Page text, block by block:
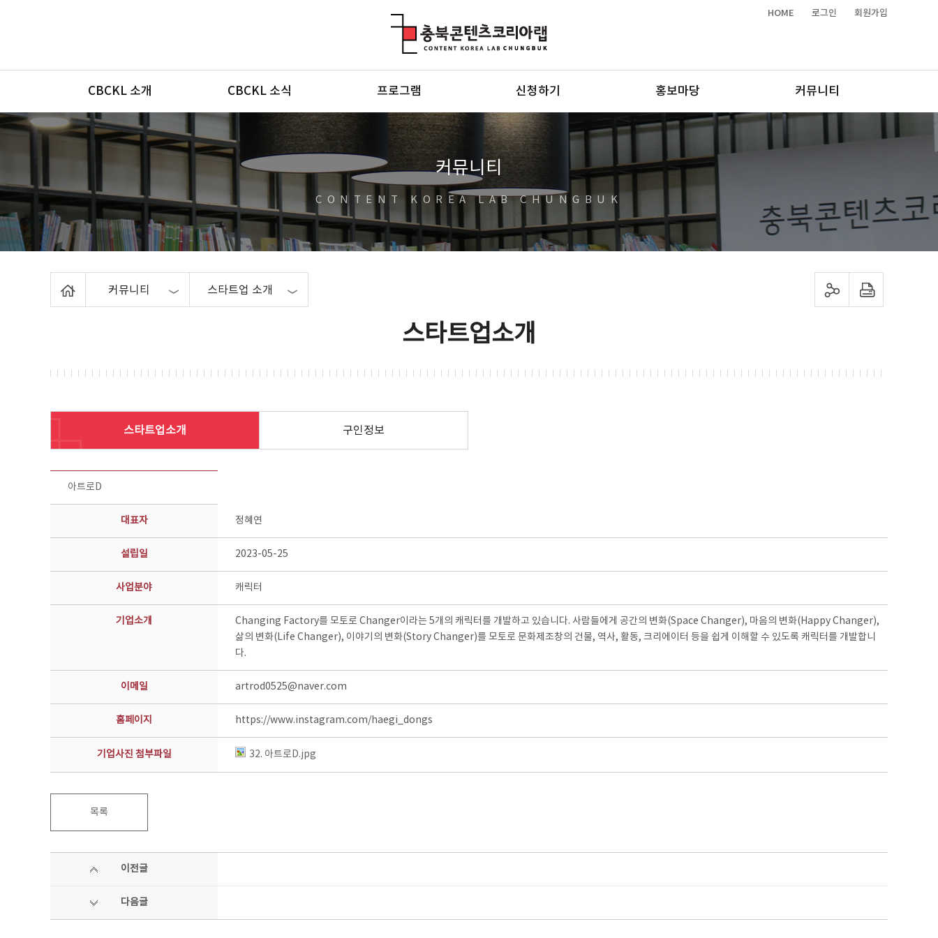
HOME 로그인 회원가입
메뉴
CBCKL 소개 CBCKL 소식 프로그램 신청하기 홍보마당 커뮤니티
커뮤니티
CONTENT KOREA LAB CHUNGBUK
커뮤니티 스타트업 소개 sns 공유하기 프린트하기
스타트업소개
스타트업소개 구인정보
스타트업 기업소개 상세보기 - 제목, 담당부서, 담당자, 담당연락처, 내용, 첨부파일 정보 제공
아트로D
대표자 정혜연
설립일 2023-05-25
사업분야 캐릭터
기업소개
Changing Factory를 모토로 Changer이라는 5개의 캐릭터를 개발하고 있습니다. 사람들에게 공간의 변화(Space Changer), 마음의 변화(Happy Changer),
삶의 변화(Life Changer), 이야기의 변화(Story Changer)를 모토로 문화제조창의 건물, 역사, 활동, 크리에이터 등을 쉽게 이해할 수 있도록 캐릭터를 개발합니
다.
이메일 artrod0525@naver.com
홈페이지 https://www.instagram.com/haegi_dongs
기업사진 첨부파일 32. 아트로D.jpg
목록
이전글
다음글